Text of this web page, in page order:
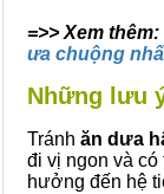
=>> Xem thêm:
ưa chuộng
Những lưu
Tránh ăn dưa
đi vị ngon và có
hưởng đến hệ